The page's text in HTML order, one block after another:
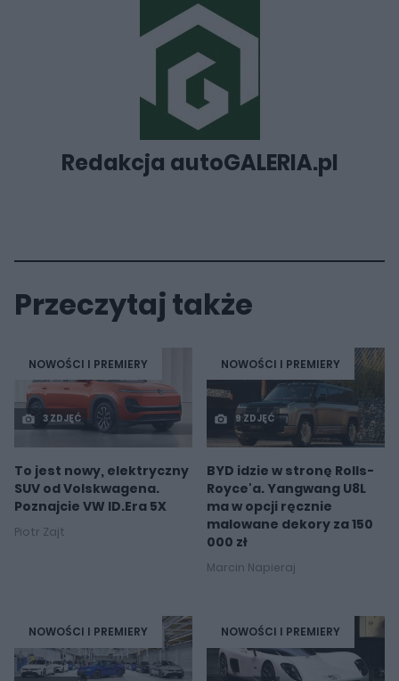
Redakcja autoGALERIA.pl
Przeczytaj także
NOWOŚCI I PREMIERY
3 ZDJĘĆ
To jest nowy, elektryczny
SUV od Volskwagena.
Poznajcie VW ID.Era 5X
Piotr Zajt
NOWOŚCI I PREMIERY
9 ZDJĘĆ
BYD idzie w stronę Rolls-
Royce'a. Yangwang U8L
ma w opcji ręcznie
malowane dekory za 150
000 zł
Marcin Napieraj
NOWOŚCI I PREMIERY NOWOŚCI I PREMIERY